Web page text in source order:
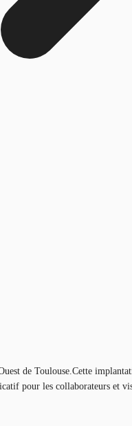
de Toulouse.Cette
pour les collaborateurs et